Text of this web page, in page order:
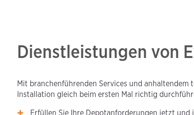
Dienstleistungen von
Mit branchenführenden Services und anhaltendem
Installation gleich beim ersten Mal richtig
Erfüllen Sie Ihre Depotanforderungen jetzt